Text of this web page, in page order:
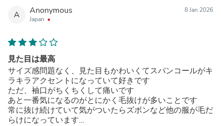
A Anonymous
Japan
8 Jan 2026
見た目は最高
サイズ感問題なく、見た目もかわいくてスパンコールがキ
ラキラアクセントになっていて好きです
ただ、袖口がちくちくして痛いです
あと一番気になるのがとにかく毛抜けが多いことです
常に抜け続けていて気がついたらズボンなど他の服が毛だ
らけになっています…